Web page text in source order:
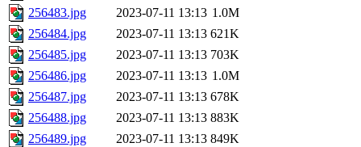
256483.jpg
2023-07-11 13:13 1.0M
256484.jpg
2023-07-11 13:13 621K
256485.jpg
2023-07-11 13:13 703K
256486.jpg
2023-07-11 13:13 1.0M
256487.jpg
2023-07-11 13:13 678K
256488.jpg
2023-07-11 13:13 883K
256489.jpg
2023-07-11 13:13 849K